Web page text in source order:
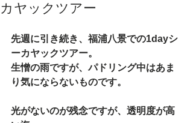
カヤックツアー
先週に引き続き、福浦八景での1dayシ
ーカヤックツアー。
生憎の雨ですが、パドリング中はあま
り気にならないものです。
光がないのが残念ですが、透明度が高